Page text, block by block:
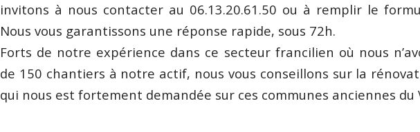
invitons à nous contacter au 06.13.20.61.50 ou à remplir le
Nous vous garantissons une réponse rapide, sous 72h.
Forts de notre expérience dans ce secteur francilien où nous
de 150 chantiers à notre actif, nous vous conseillons sur la
qui nous est fortement demandée sur ces communes anciennes du